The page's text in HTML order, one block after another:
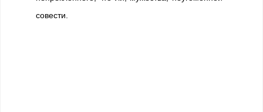
совести.